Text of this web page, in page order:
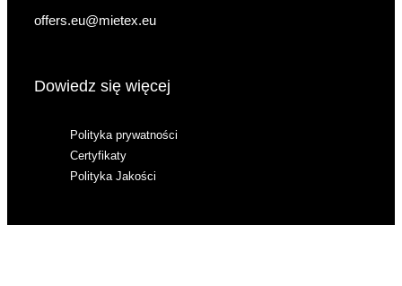
offers.eu@mietex.eu
Dowiedz się więcej
Polityka prywatności
Certyfikaty
Polityka Jakości